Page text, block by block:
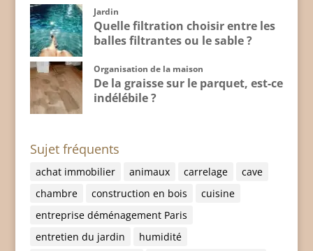
Jardin
Quelle filtration choisir entre les
balles filtrantes ou le sable ?
Organisation de la maison
De la graisse sur le parquet, est-ce
indélébile ?
Sujet fréquents
achat immobilier animaux carrelage
cave
chambre
construction en bois
cuisine
entreprise déménagement Paris
entretien du jardin
humidité